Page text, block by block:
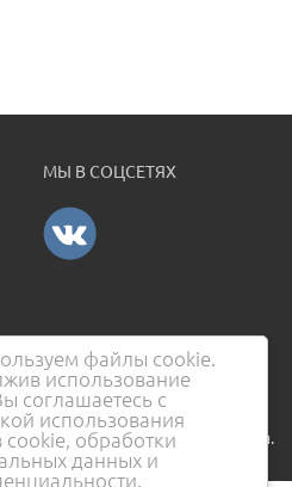
файлы cookie.
использование
соглашаетесь с
использования
обработки
данных и
МЫ В СОЦСЕТЯХ
2026. Все права защищены.